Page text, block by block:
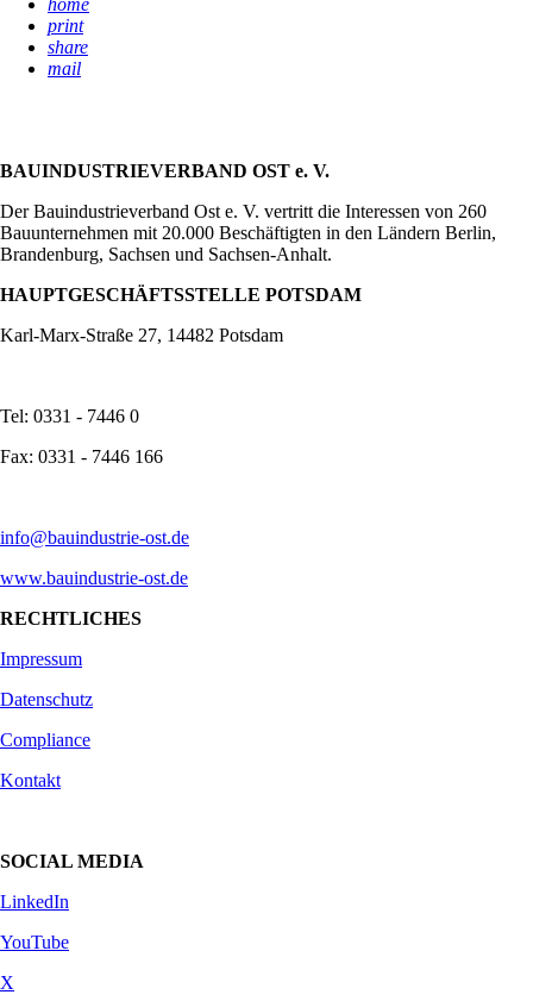
home
print
share
mail
BAUINDUSTRIEVERBAND OST e. V.
Der Bauindustrieverband Ost e. V. vertritt die Interessen von 260
Bauunternehmen mit 20.000 Beschäftigten in den Ländern Berlin,
Brandenburg, Sachsen und Sachsen-Anhalt.
HAUPTGESCHÄFTSSTELLE POTSDAM
Karl-Marx-Straße 27, 14482 Potsdam
Tel: 0331 - 7446 0
Fax: 0331 - 7446 166
info@bauindustrie-ost.de
www.bauindustrie-ost.de
RECHTLICHES
Impressum
Datenschutz
Compliance
Kontakt
SOCIAL MEDIA
LinkedIn
YouTube
X